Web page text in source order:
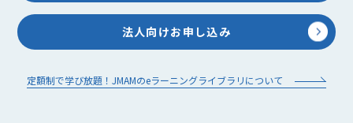
法人向けお申し込み
定額制で学び放題！JMAMのeラーニングライブラリについて